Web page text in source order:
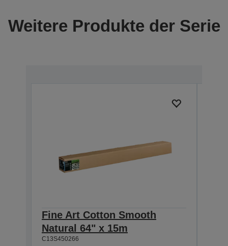
Weitere Produkte der Serie
Fine Art Cotton Smooth
Natural 64" x 15m
C13S450266